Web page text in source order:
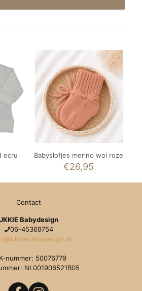
ecru Babyslofjes merino wol roze
€26,95
Contact
Babydesign
06-45369754
nummer: 50076779
NL001906521B05